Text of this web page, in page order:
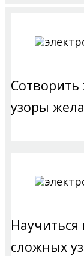
узоры
Научиться
сложных